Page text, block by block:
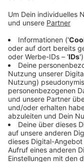
Verpass' nichts
ANTENNE